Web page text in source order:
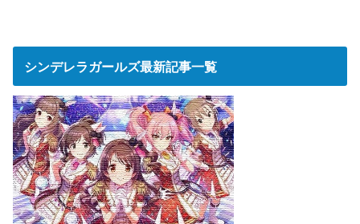
シンデレラガールズ最新記事一覧